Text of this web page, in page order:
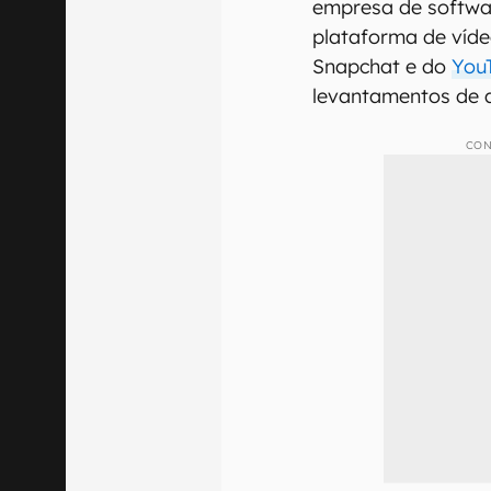
empresa de
plataforma de
Snapchat e do
levantamentos de